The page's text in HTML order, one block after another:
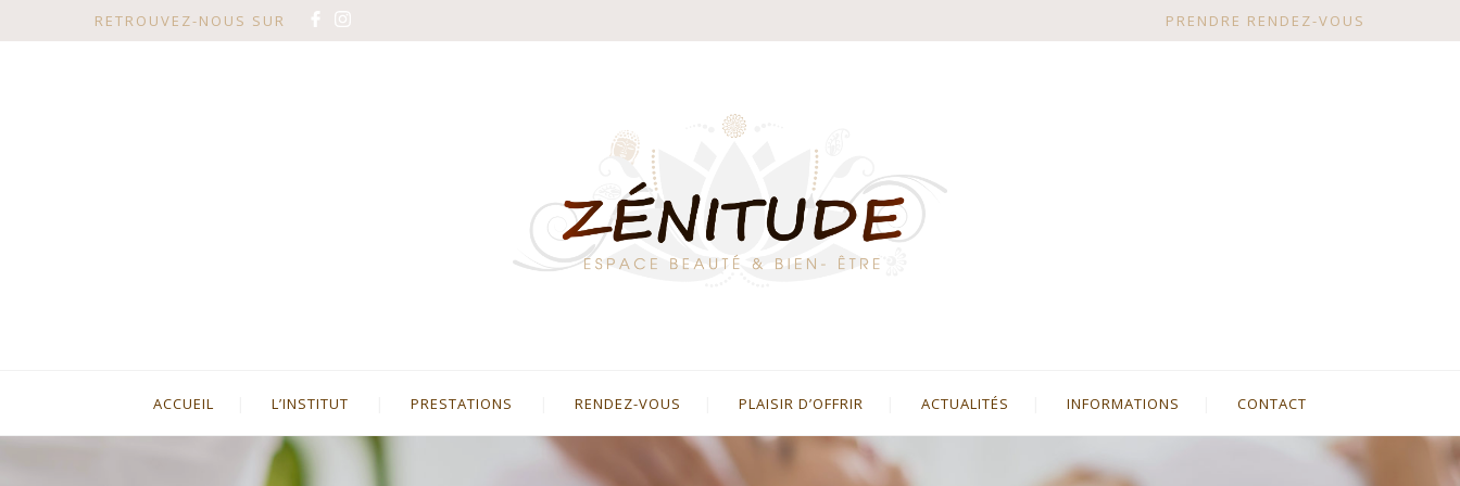
RETROUVEZ-NOUS SUR PRENDRE RENDEZ-VOUS
ACCUEIL L’INSTITUT PRESTATIONS RENDEZ-VOUS PLAISIR D’OFFRIR ACTUALITÉS INFORMATIONS CONTACT